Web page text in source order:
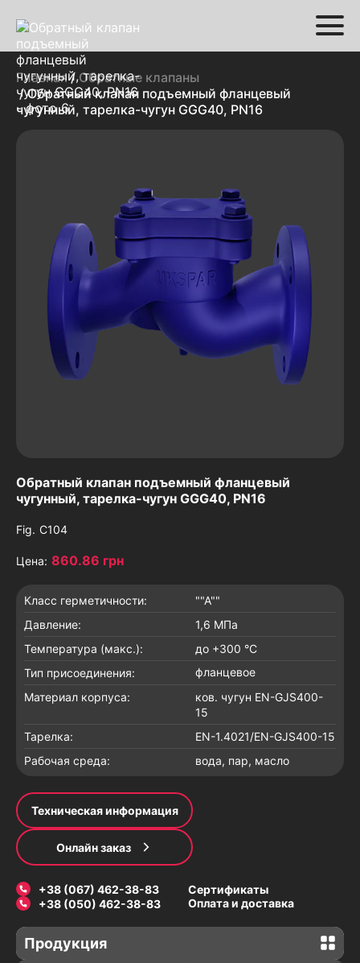
Главная/Обратные клапаны
/ Обратный клапан подъемный фланцевый
чугунный, тарелка-чугун GGG40, PN16
Обратный клапан подъемный фланцевый
чугунный, тарелка-чугун GGG40, PN16
Fig. C104
Цена: 860.86 грн
Класс герметичности:
""A""
Давление:
1,6 МПа
Температура (макс.):
до +300 °C
Тип присоединения:
фланцевое
Материал корпуса:
ков. чугун EN-GJS400-
15
Тарелка:
EN-1.4021/EN-GJS400-15
Рабочая среда:
вода, пар, масло
Техническая информация
Онлайн заказ
+38 (067) 462-38-83
+38 (050) 462-38-83
Сертификаты
Оплата и доставка
Продукция